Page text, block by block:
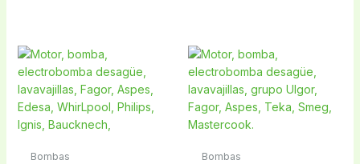
Bombas Bombas